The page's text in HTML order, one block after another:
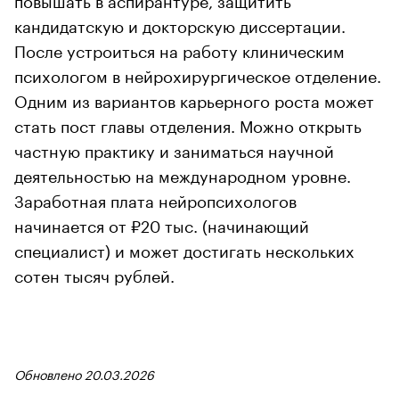
кандидатскую и докторскую диссертации.
После устроиться на работу клиническим
психологом в нейрохирургическое отделение.
Одним из вариантов карьерного роста может
стать пост главы отделения. Можно открыть
частную практику и заниматься научной
деятельностью на международном уровне.
Заработная плата нейропсихологов
начинается от ₽20 тыс. (начинающий
специалист) и может достигать нескольких
сотен тысяч рублей.
Обновлено 20.03.2026